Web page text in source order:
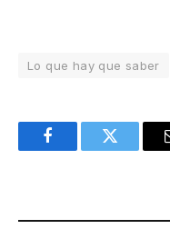
Lo que hay que saber
FacebookTwitter